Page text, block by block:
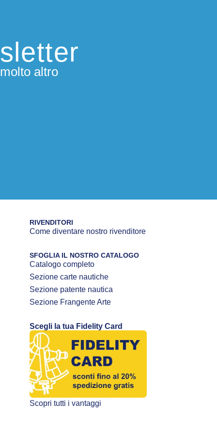
altro
RIVENDITORI
Come diventare nostro rivenditore
SFOGLIA IL NOSTRO CATALOGO
Catalogo completo
Sezione carte nautiche
Sezione patente nautica
Sezione Frangente Arte
Scegli la tua Fidelity Card
Scopri tutti i vantaggi